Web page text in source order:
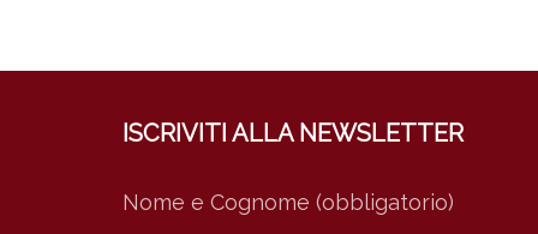
ISCRIVITI ALLA NEWSLETTER
Nome e Cognome (obbligatorio)